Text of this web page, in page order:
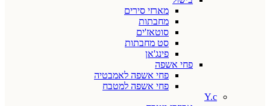
מארזי סירים
מחבתות
סוטאז'ים
סט מחבתות
פינג'אן
פחי אשפה
פחי אשפה לאמבטיה
פחי אשפה למטבח
Y.c